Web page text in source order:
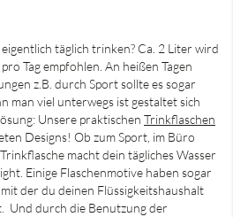
täglich trinken? Ca. 2 Liter wird
Tag empfohlen. An heißen Tagen
z.B. durch Sport sollte es sogar
man viel unterwegs ist gestaltet sich
Unsere praktischen Trinkflaschen
Designs! Ob zum Sport, im Büro
macht dein tägliches Wasser
Einige Flaschenmotive haben sogar
der du deinen Flüssigkeitshaushalt
Und durch die Benutzung der